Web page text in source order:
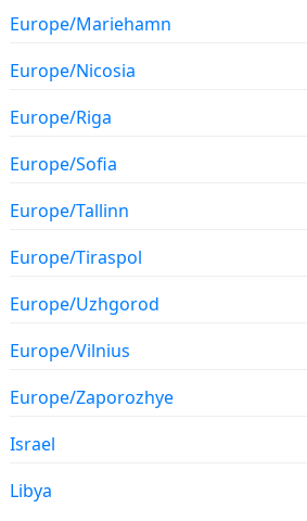
Europe/Mariehamn
Europe/Nicosia
Europe/Riga
Europe/Sofia
Europe/Tallinn
Europe/Tiraspol
Europe/Uzhgorod
Europe/Vilnius
Europe/Zaporozhye
Israel
Libya